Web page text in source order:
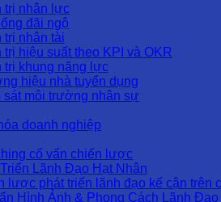
trị nhân lực
đãi ngộ
trị nhân tài
trị hiệu suất theo KPI và OKR
trị khung năng lực
hiệu nhà tuyển dụng
sát môi trường nhân sự
doanh nghiệp
cố vấn chiến lược
Lãnh Đạo Hạt Nhân
lược phát triển lãnh đạo kế cận trên
Hình Ảnh & Phong Cách Lãnh Đạo